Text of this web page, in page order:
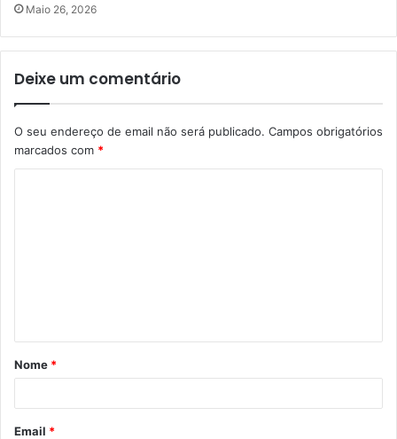
Maio 26, 2026
Deixe um comentário
O seu endereço de email não será publicado. Campos obrigatórios
marcados com *
á
r
Nome *
Email *